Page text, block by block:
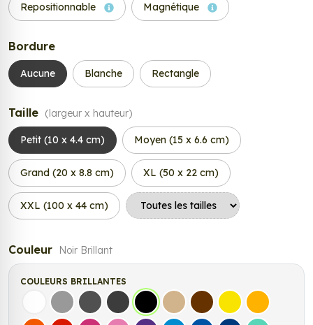
Repositionnable Magnétique
Bordure
Aucune Blanche Rectangle
Taille (largeur x hauteur)
Petit (10 x 4.4 cm) Moyen (15 x 6.6 cm)
Grand (20 x 8.8 cm) XL (50 x 22 cm)
XXL (100 x 44 cm)
Couleur Noir Brillant
COULEURS BRILLANTES
Blanc Gris Gris FoncéGris Anthracite
Noir Beige Marron Jaune ClairJaune